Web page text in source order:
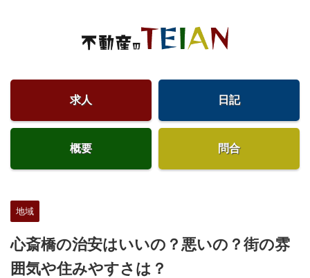
求人 日記
概要 問合
地域
心斎橋の治安はいいの？悪いの？街の雰
囲気や住みやすさは？